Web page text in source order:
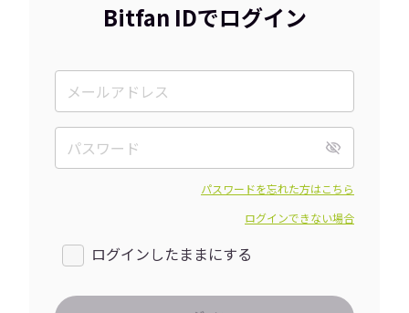
Bitfan IDでログイン
パスワードを忘れた方はこちら
ログインできない場合
ログインしたままにする